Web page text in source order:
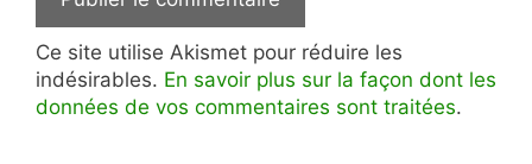
Ce site utilise Akismet pour réduire les
indésirables. En savoir plus sur la façon dont les
données de vos commentaires sont traitées.